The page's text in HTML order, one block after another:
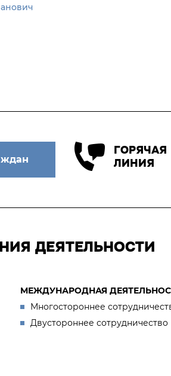
ГОРЯЧАЯ
ЛИНИЯ
ДЕЯТЕЛЬНОСТИ
МЕЖДУНАРОДНАЯ
Многостороннее
Двустороннее сотрудничество